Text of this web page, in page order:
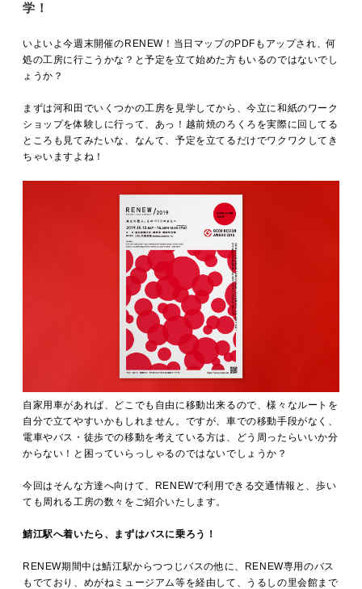
ACCESS / STAY
学！
いよいよ今週末開催のRENEW！当日マップのPDFもアップされ、何
処の工房に行こうかな？と予定を立て始めた方もいるのではないでし
ょうか？
まずは河和田でいくつかの工房を見学してから、今立に和紙のワーク
ショップを体験しに行って、あっ！越前焼のろくろを実際に回してる
ところも見てみたいな、なんて、予定を立てるだけでワクワクしてき
ちゃいますよね！
自家用車があれば、どこでも自由に移動出来るので、様々なルートを
自分で立てやすいかもしれません。ですが、車での移動手段がなく、
電車やバス・徒歩での移動を考えている方は、どう周ったらいいか分
からない！と困っていらっしゃるのではないでしょうか？
今回はそんな方達へ向けて、RENEWで利用できる交通情報と、歩い
ても周れる工房の数々をご紹介いたします。
鯖江駅へ着いたら、まずはバスに乗ろう！
RENEW期間中は鯖江駅からつつじバスの他に、RENEW専用のバス
もでており、めがねミュージアム等を経由して、うるしの里会館まで